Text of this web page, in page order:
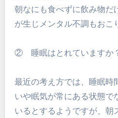
朝なにも食べずに飲み物だ
が生じメンタル不調もおこ
② 睡眠はとれていますか
最近の考え方では、睡眠時
いや眠気が常にある状態で
いるとするようですが、朝